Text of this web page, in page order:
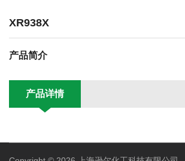
XR938X
产品简介
产品详情